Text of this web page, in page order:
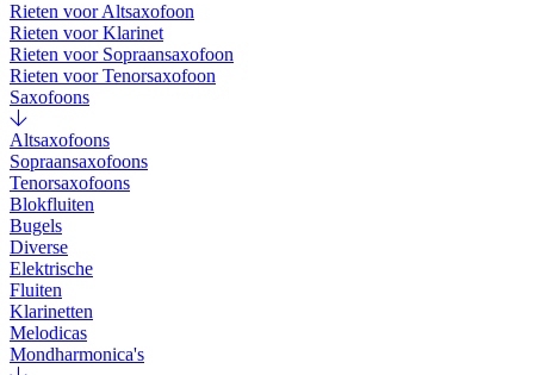
Rieten voor Altsaxofoon
Rieten voor Klarinet
Rieten voor Sopraansaxofoon
Rieten voor Tenorsaxofoon
Saxofoons
Altsaxofoons
Sopraansaxofoons
Tenorsaxofoons
Blokfluiten
Bugels
Diverse
Elektrische
Fluiten
Klarinetten
Melodicas
Mondharmonica's